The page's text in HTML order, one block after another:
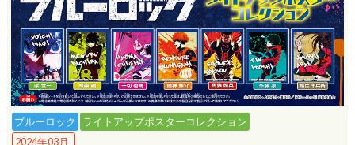
ブルーロック
ライトアップポスターコレクション
2024年03月